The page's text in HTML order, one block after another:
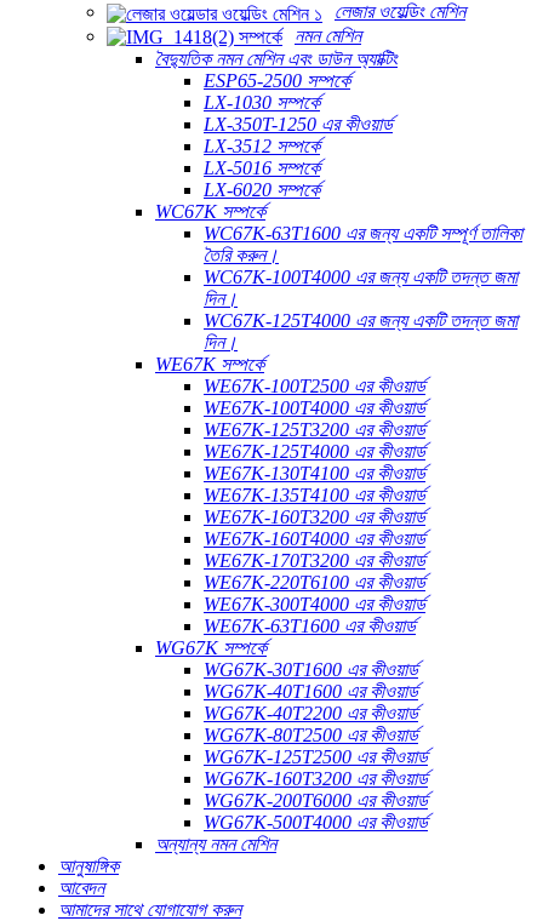
লেজার ওয়েল্ডিং মেশিন
নমন মেশিন
বৈদ্যুতিক নমন মেশিন এবং ডাউন অ্যাক্টিং
ESP65-2500 সম্পর্কে
LX-1030 সম্পর্কে
LX-350T-1250 এর কীওয়ার্ড
LX-3512 সম্পর্কে
LX-5016 সম্পর্কে
LX-6020 সম্পর্কে
WC67K সম্পর্কে
WC67K-63T1600 এর জন্য একটি সম্পূর্ণ তালিকা
তৈরি করুন।
WC67K-100T4000 এর জন্য একটি তদন্ত জমা
দিন।
WC67K-125T4000 এর জন্য একটি তদন্ত জমা
দিন।
WE67K সম্পর্কে
WE67K-100T2500 এর কীওয়ার্ড
WE67K-100T4000 এর কীওয়ার্ড
WE67K-125T3200 এর কীওয়ার্ড
WE67K-125T4000 এর কীওয়ার্ড
WE67K-130T4100 এর কীওয়ার্ড
WE67K-135T4100 এর কীওয়ার্ড
WE67K-160T3200 এর কীওয়ার্ড
WE67K-160T4000 এর কীওয়ার্ড
WE67K-170T3200 এর কীওয়ার্ড
WE67K-220T6100 এর কীওয়ার্ড
WE67K-300T4000 এর কীওয়ার্ড
WE67K-63T1600 এর কীওয়ার্ড
WG67K সম্পর্কে
WG67K-30T1600 এর কীওয়ার্ড
WG67K-40T1600 এর কীওয়ার্ড
WG67K-40T2200 এর কীওয়ার্ড
WG67K-80T2500 এর কীওয়ার্ড
WG67K-125T2500 এর কীওয়ার্ড
WG67K-160T3200 এর কীওয়ার্ড
WG67K-200T6000 এর কীওয়ার্ড
WG67K-500T4000 এর কীওয়ার্ড
অন্যান্য নমন মেশিন
আনুষাঙ্গিক
আবেদন
আমাদের সাথে যোগাযোগ করুন